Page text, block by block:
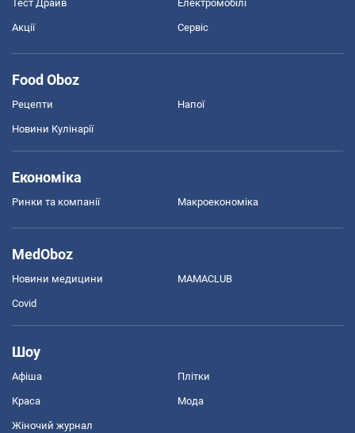
Тест Драйв Електромобілі
Акції Сервіс
Food Oboz
Рецепти Напої
Новини Кулінарії
Економіка
Ринки та компанії Макроекономіка
MedOboz
Новини медицини MAMACLUB
Covid
Шоу
Афіша Плітки
Краса Мода
Жіночий журнал